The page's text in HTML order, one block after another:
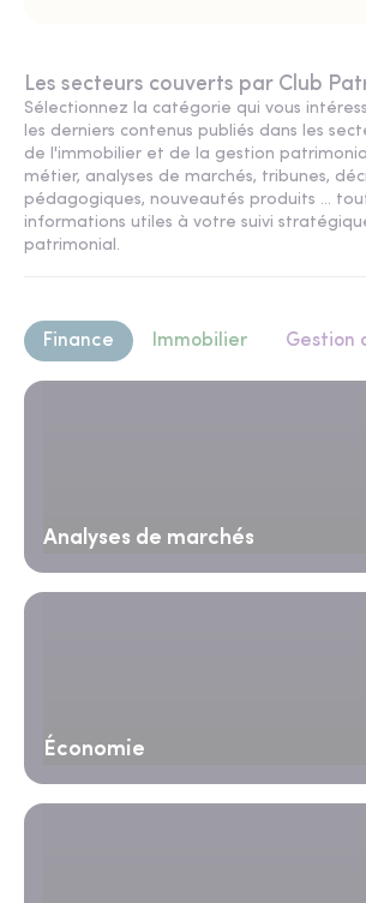
Les secteurs couverts par Club
Sélectionnez la catégorie qui vous
les derniers contenus publiés dans les
de l'immobilier et de la gestion
métier, analyses de marchés, tribunes,
pédagogiques, nouveautés produits ...
informations utiles à votre suivi
patrimonial.
Finance Immobilier Gestion
Analyses de marchés
Économie